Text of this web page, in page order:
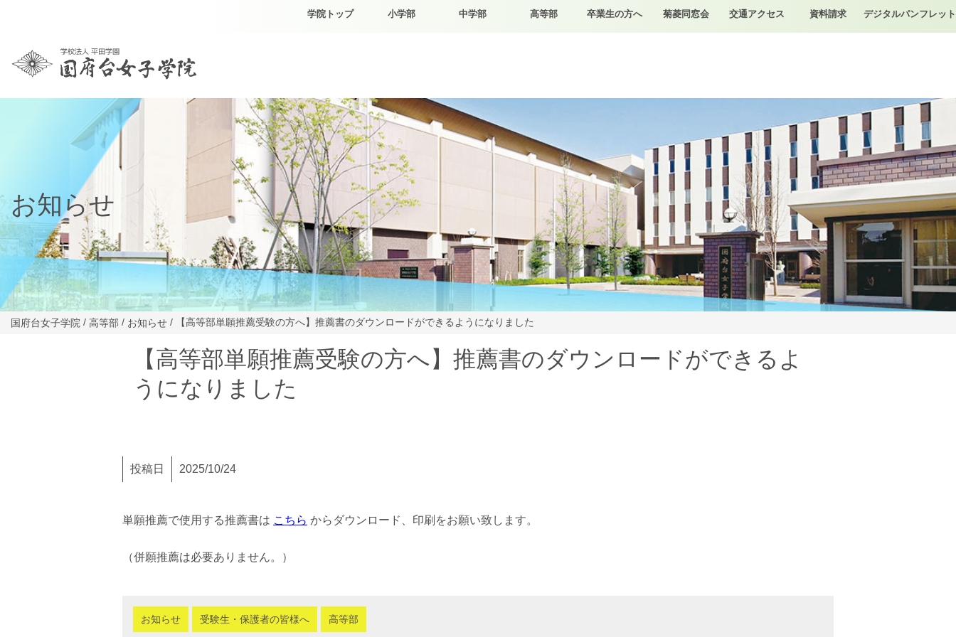
学院トップ 小学部 中学部 高等部 卒業生の方へ 菊菱同窓会 交通アクセス 資料請求 デジタルパンフレット
お知らせ
国府台女子学院 / 高等部 / お知らせ / 【高等部単願推薦受験の方へ】推薦書のダウンロードができるようになりました
【高等部単願推薦受験の方へ】推薦書のダウンロードができるよ
うになりました
投稿日 2025/10/24
単願推薦で使用する推薦書は こちら からダウンロード、印刷をお願い致します。
（併願推薦は必要ありません。）
お知らせ 受験生・保護者の皆様へ 高等部